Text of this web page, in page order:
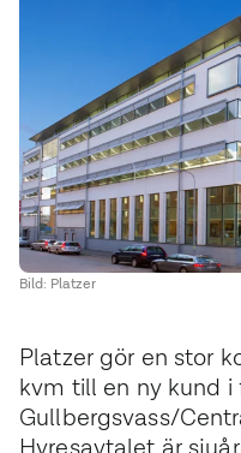
Platzer gör en stor
kvm till en ny kund i
Gullbergsvass/
Bild: Platzer